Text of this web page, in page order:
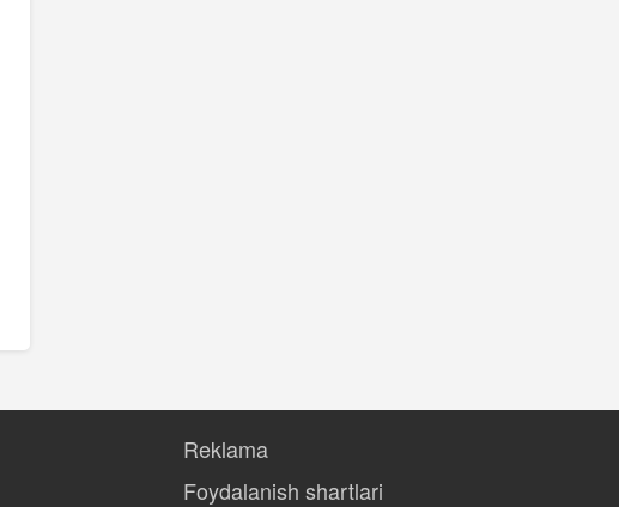
Reklama
Foydalanish shartlari